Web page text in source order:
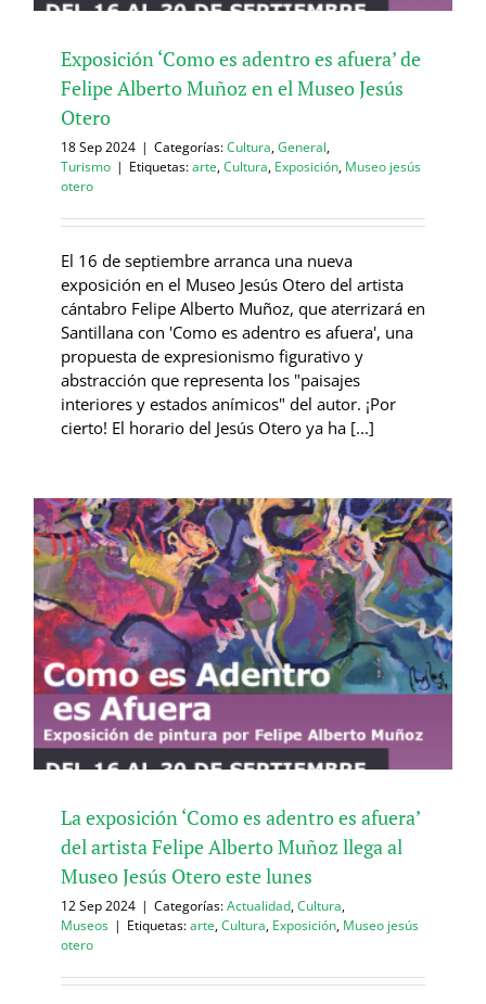
Exposición ‘Como es adentro es afuera’ de
Felipe Alberto Muñoz en el Museo Jesús
Otero
18 Sep 2024 | Categorías:Cultura,General,
Turismo | Etiquetas:arte,Cultura, Exposición, Museo jesús
otero
El 16 de septiembre arranca una nueva
exposición en el Museo Jesús Otero del artista
cántabro Felipe Alberto Muñoz, que aterrizará en
Santillana con 'Como es adentro es afuera', una
propuesta de expresionismo figurativo y
abstracción que representa los "paisajes
interiores y estados anímicos" del autor. ¡Por
cierto! El horario del Jesús Otero ya ha [...]
La exposición ‘Como es adentro es afuera’
del artista Felipe Alberto Muñoz llega al
Museo Jesús Otero este lunes
12 Sep 2024 | Categorías:Actualidad,Cultura,
Museos | Etiquetas:arte,Cultura, Exposición, Museo jesús
otero